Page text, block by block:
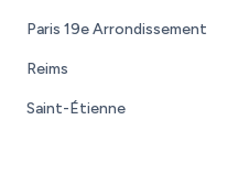
Paris 19e Arrondissement
Reims
Saint-Étienne